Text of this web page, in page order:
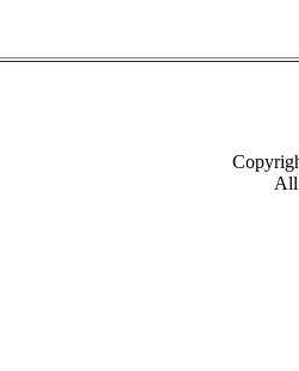
All